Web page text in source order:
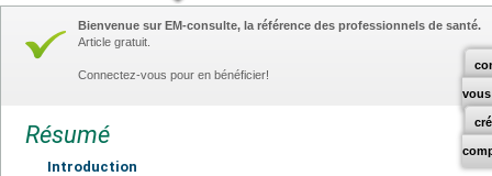
vous
Bienvenue sur EM-consulte, la référence des professionnels de santé.
Article gratuit.
Connectez-vous pour en bénéficier!
Résumé
Introduction